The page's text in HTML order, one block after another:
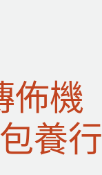
佈機
養行